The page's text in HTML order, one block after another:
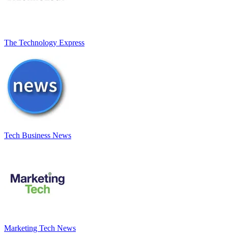
The Technology Express
Tech Business News
Marketing Tech News